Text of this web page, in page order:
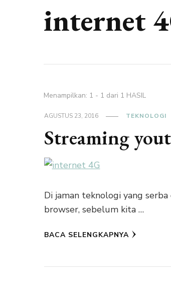
internet
Menampilkan: 1 - 1 dari 1 HASIL
AGUSTUS 23, 2016 TEKNOLOGI
Streaming
Di jaman teknologi yang
browser, sebelum kita …
BACA SELENGKAPNYA